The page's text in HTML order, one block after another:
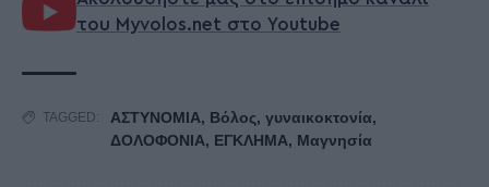
του Myvolos.net στο Youtube
TAGGED: ΑΣΤΥΝΟΜΙΑ, Βόλος, γυναικοκτονία,
ΔΟΛΟΦΟΝΙΑ, ΕΓΚΛΗΜΑ, Μαγνησία